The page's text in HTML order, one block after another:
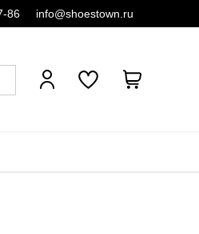
86 info@shoestown.ru